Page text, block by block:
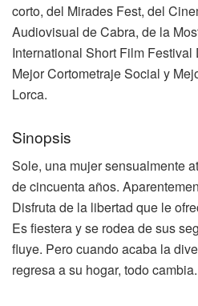
corto, del Mirades Fest, del
Audiovisual de Cabra, de la
International Short Film
Mejor Cortometraje Social y
Lorca.
Sinopsis
Sole, una mujer sensualmente
de cincuenta años.
Disfruta de la libertad que le
Es fiestera y se rodea de sus
fluye. Pero cuando acaba la
regresa a su hogar, todo cambia.